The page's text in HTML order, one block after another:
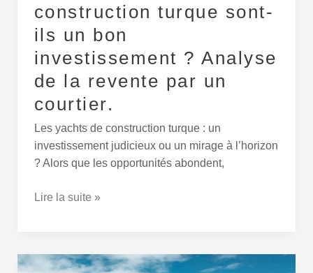
construction turque sont-
ils un bon
investissement ? Analyse
de la revente par un
courtier.
Les yachts de construction turque : un
investissement judicieux ou un mirage à l’horizon
? Alors que les opportunités abondent,
la
revente
par
un
Lire la suite »
Négocier